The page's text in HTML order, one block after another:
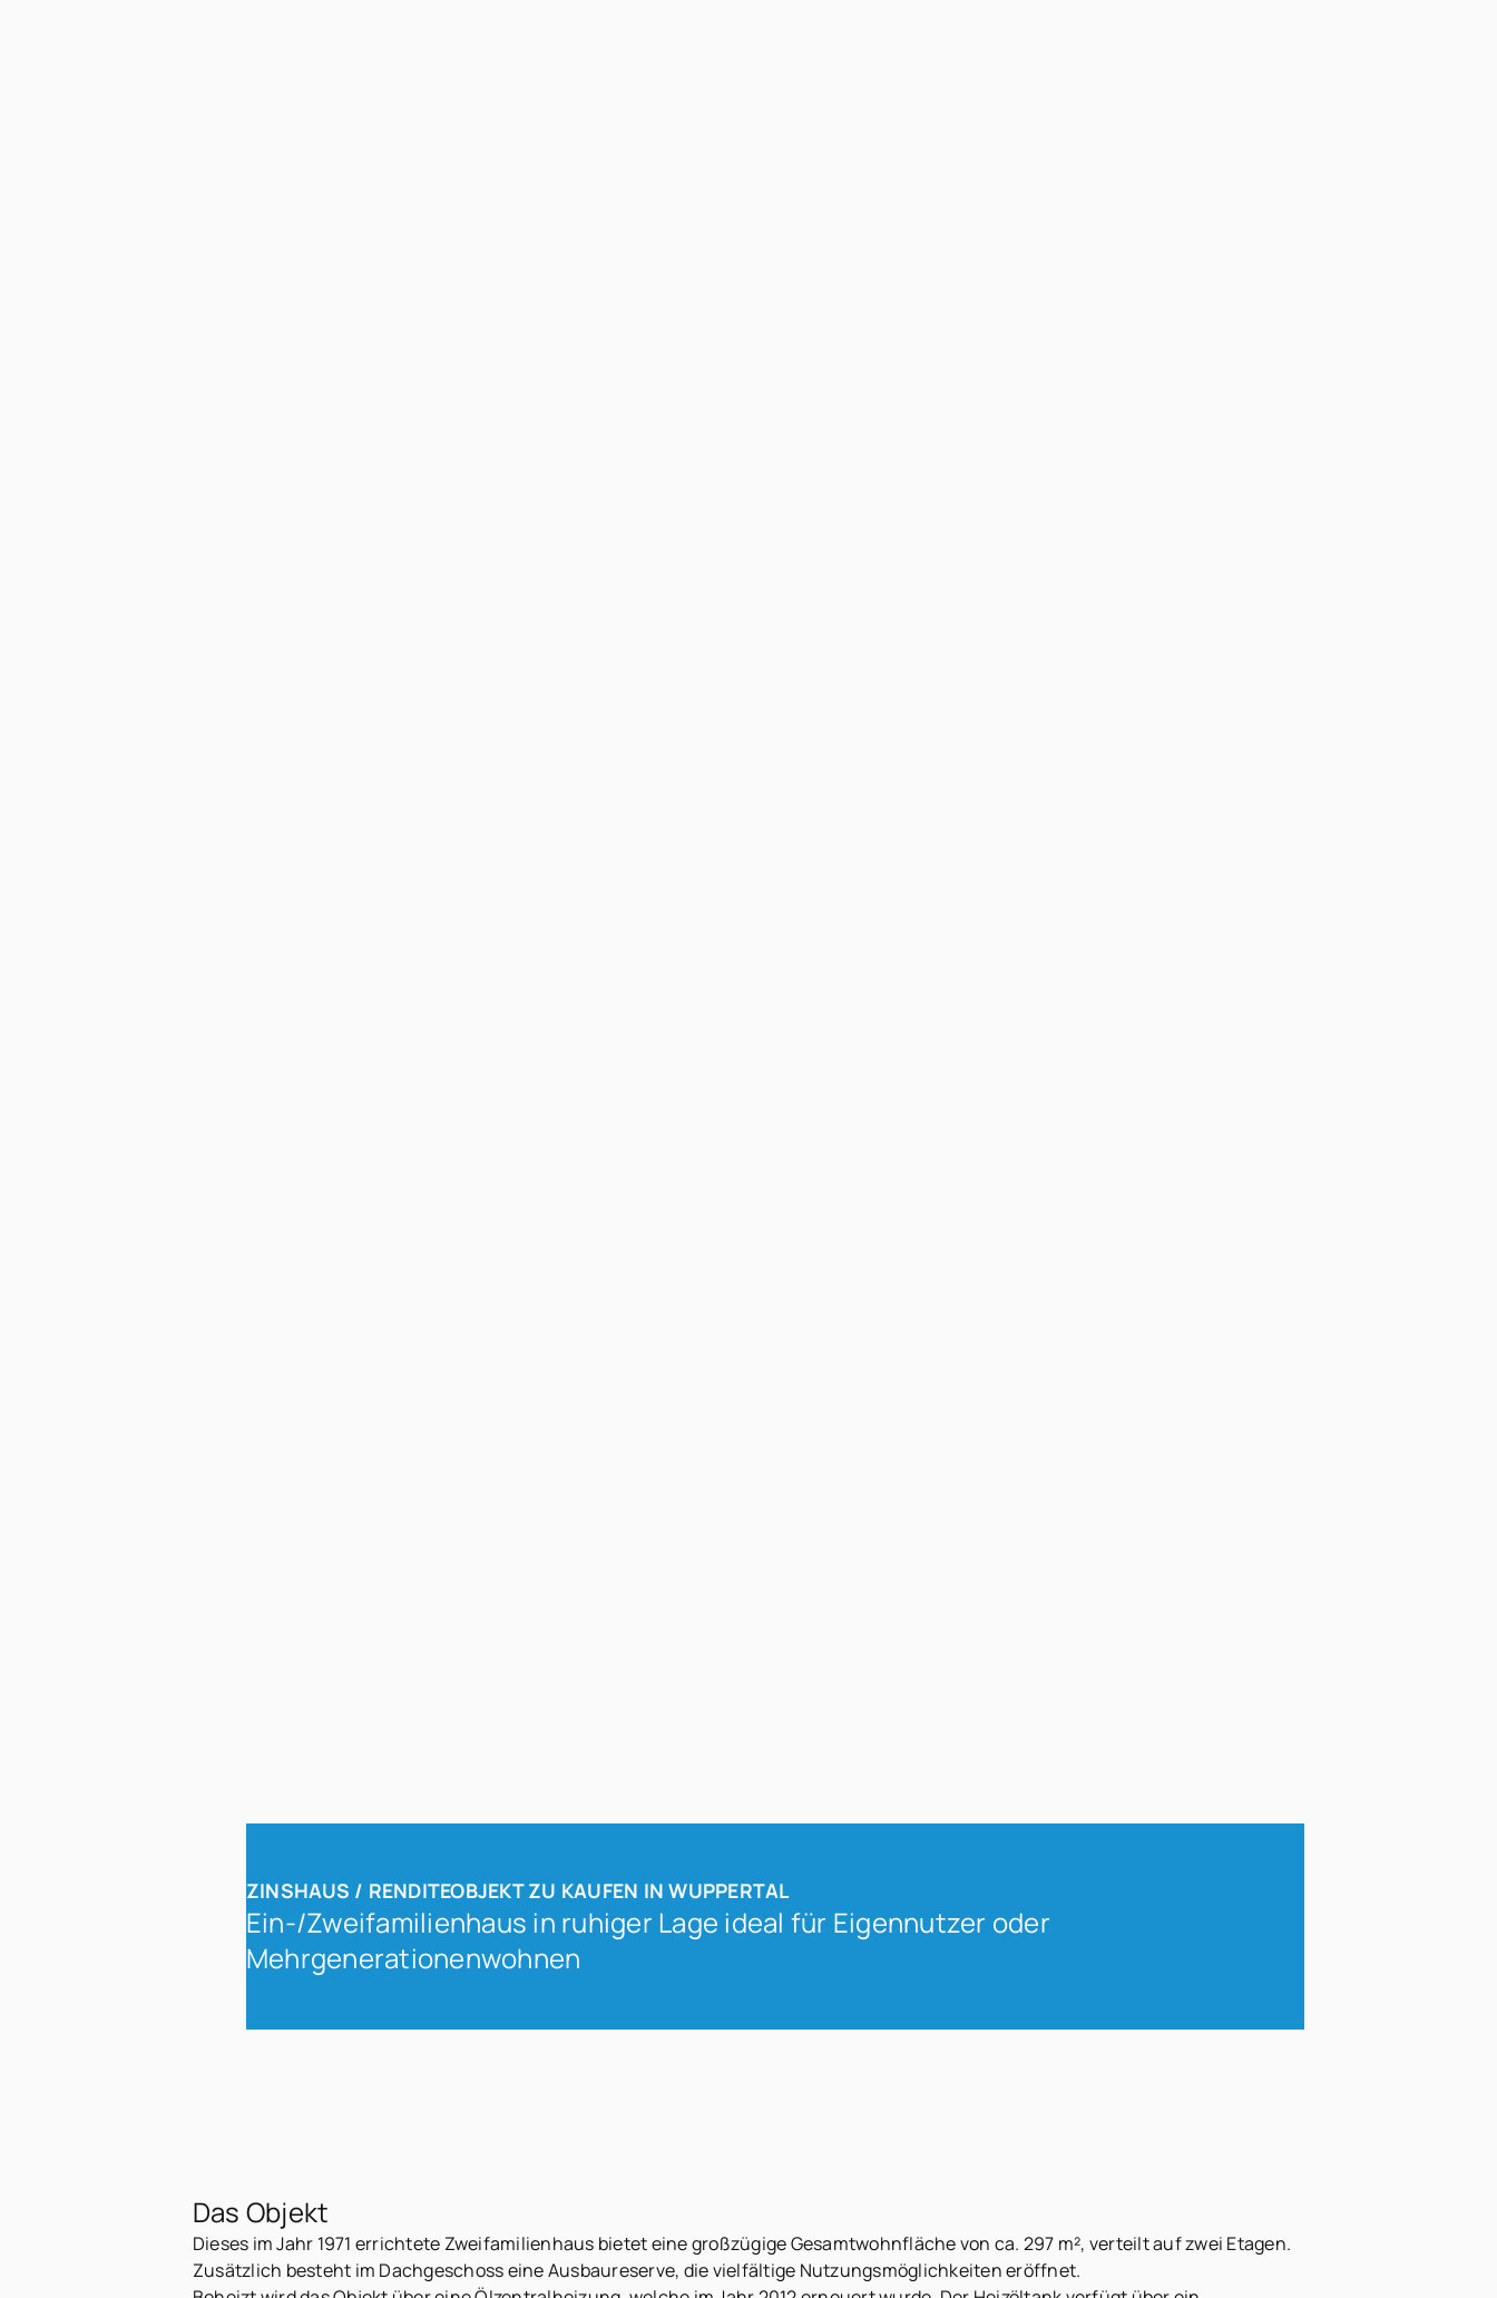
ZINSHAUS / RENDITEOBJEKT ZU KAUFEN IN WUPPERTAL
Ein-/Zweifamilienhaus in ruhiger Lage ideal für Eigennutzer oder
Mehrgenerationenwohnen
Das Objekt
Dieses im Jahr 1971 errichtete Zweifamilienhaus bietet eine großzügige Gesamtwohnfläche von ca. 297 m², verteilt auf zwei Etagen.
Zusätzlich besteht im Dachgeschoss eine Ausbaureserve, die vielfältige Nutzungsmöglichkeiten eröffnet.